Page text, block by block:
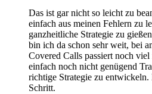
Das ist gar nicht so leicht zu
einfach aus meinen Fehlern zu
ganzheitliche Strategie zu
bin ich da schon sehr weit, bei
Covered Calls passiert noch
einfach noch nicht genügend
richtige Strategie zu entwickeln.
Schritt.